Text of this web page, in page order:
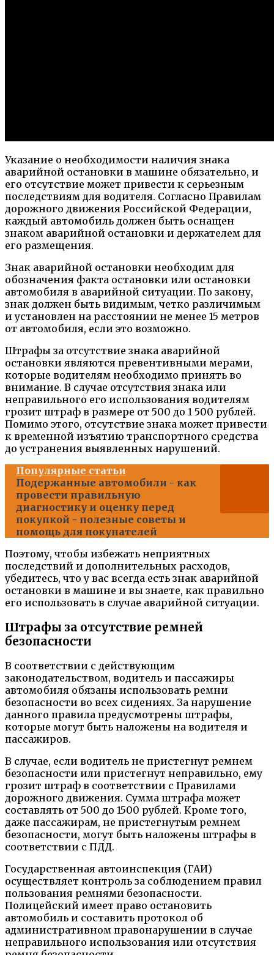
Указание о необходимости наличия знака
аварийной остановки в машине обязательно, и
его отсутствие может привести к серьезным
последствиям для водителя. Согласно Правилам
дорожного движения Российской Федерации,
каждый автомобиль должен быть оснащен
знаком аварийной остановки и держателем для
его размещения.
Знак аварийной остановки необходим для
обозначения факта остановки или остановки
автомобиля в аварийной ситуации. По закону,
знак должен быть видимым, четко различимым
и установлен на расстоянии не менее 15 метров
от автомобиля, если это возможно.
Штрафы за отсутствие знака аварийной
остановки являются превентивными мерами,
которые водителям необходимо принять во
внимание. В случае отсутствия знака или
неправильного его использования водителям
грозит штраф в размере от 500 до 1 500 рублей.
Помимо этого, отсутствие знака может привести
к временной изъятию транспортного средства
до устранения выявленных нарушений.
Популярные статьи
Подержанные автомобили - как
провести правильную
диагностику и оценку перед
покупкой - полезные советы и
помощь для покупателей
Поэтому, чтобы избежать неприятных
последствий и дополнительных расходов,
убедитесь, что у вас всегда есть знак аварийной
остановки в машине и вы знаете, как правильно
его использовать в случае аварийной ситуации.
Штрафы за отсутствие ремней
безопасности
В соответствии с действующим
законодательством, водитель и пассажиры
автомобиля обязаны использовать ремни
безопасности во всех сидениях. За нарушение
данного правила предусмотрены штрафы,
которые могут быть наложены на водителя и
пассажиров.
В случае, если водитель не пристегнут ремнем
безопасности или пристегнут неправильно, ему
грозит штраф в соответствии с Правилами
дорожного движения. Сумма штрафа может
составлять от 500 до 1500 рублей. Кроме того,
даже пассажирам, не пристегнутым ремнем
безопасности, могут быть наложены штрафы в
соответствии с ПДД.
Государственная автоинспекция (ГАИ)
осуществляет контроль за соблюдением правил
пользования ремнями безопасности.
Полицейский имеет право остановить
автомобиль и составить протокол об
административном правонарушении в случае
неправильного использования или отсутствия